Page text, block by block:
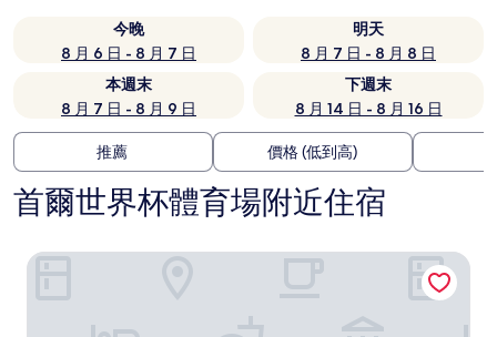
今晚
8 月 6 日 - 8 月 7 日
明天
8 月 7 日 - 8 月 8 日
本週末
8 月 7 日 - 8 月 9 日
下週末
8 月 14 日 - 8 月 16 日
推薦 價格 (低到高)
首爾世界杯體育場附近住宿
THE BOTANIK SEWOON MYEONGDONG 飯店